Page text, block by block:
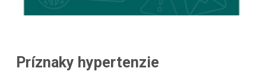
Príznaky hypertenzie